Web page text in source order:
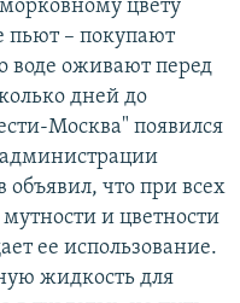
цвету
пьют – покупают
воде оживают перед
дней до
Москва" появился
что при всех
и цветности
ее использование.
жидкость для